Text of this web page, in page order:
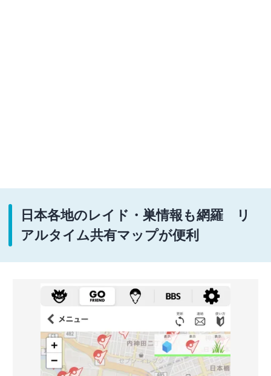
日本各地のレイド・巣情報も網羅 リ
アルタイム共有マップが便利